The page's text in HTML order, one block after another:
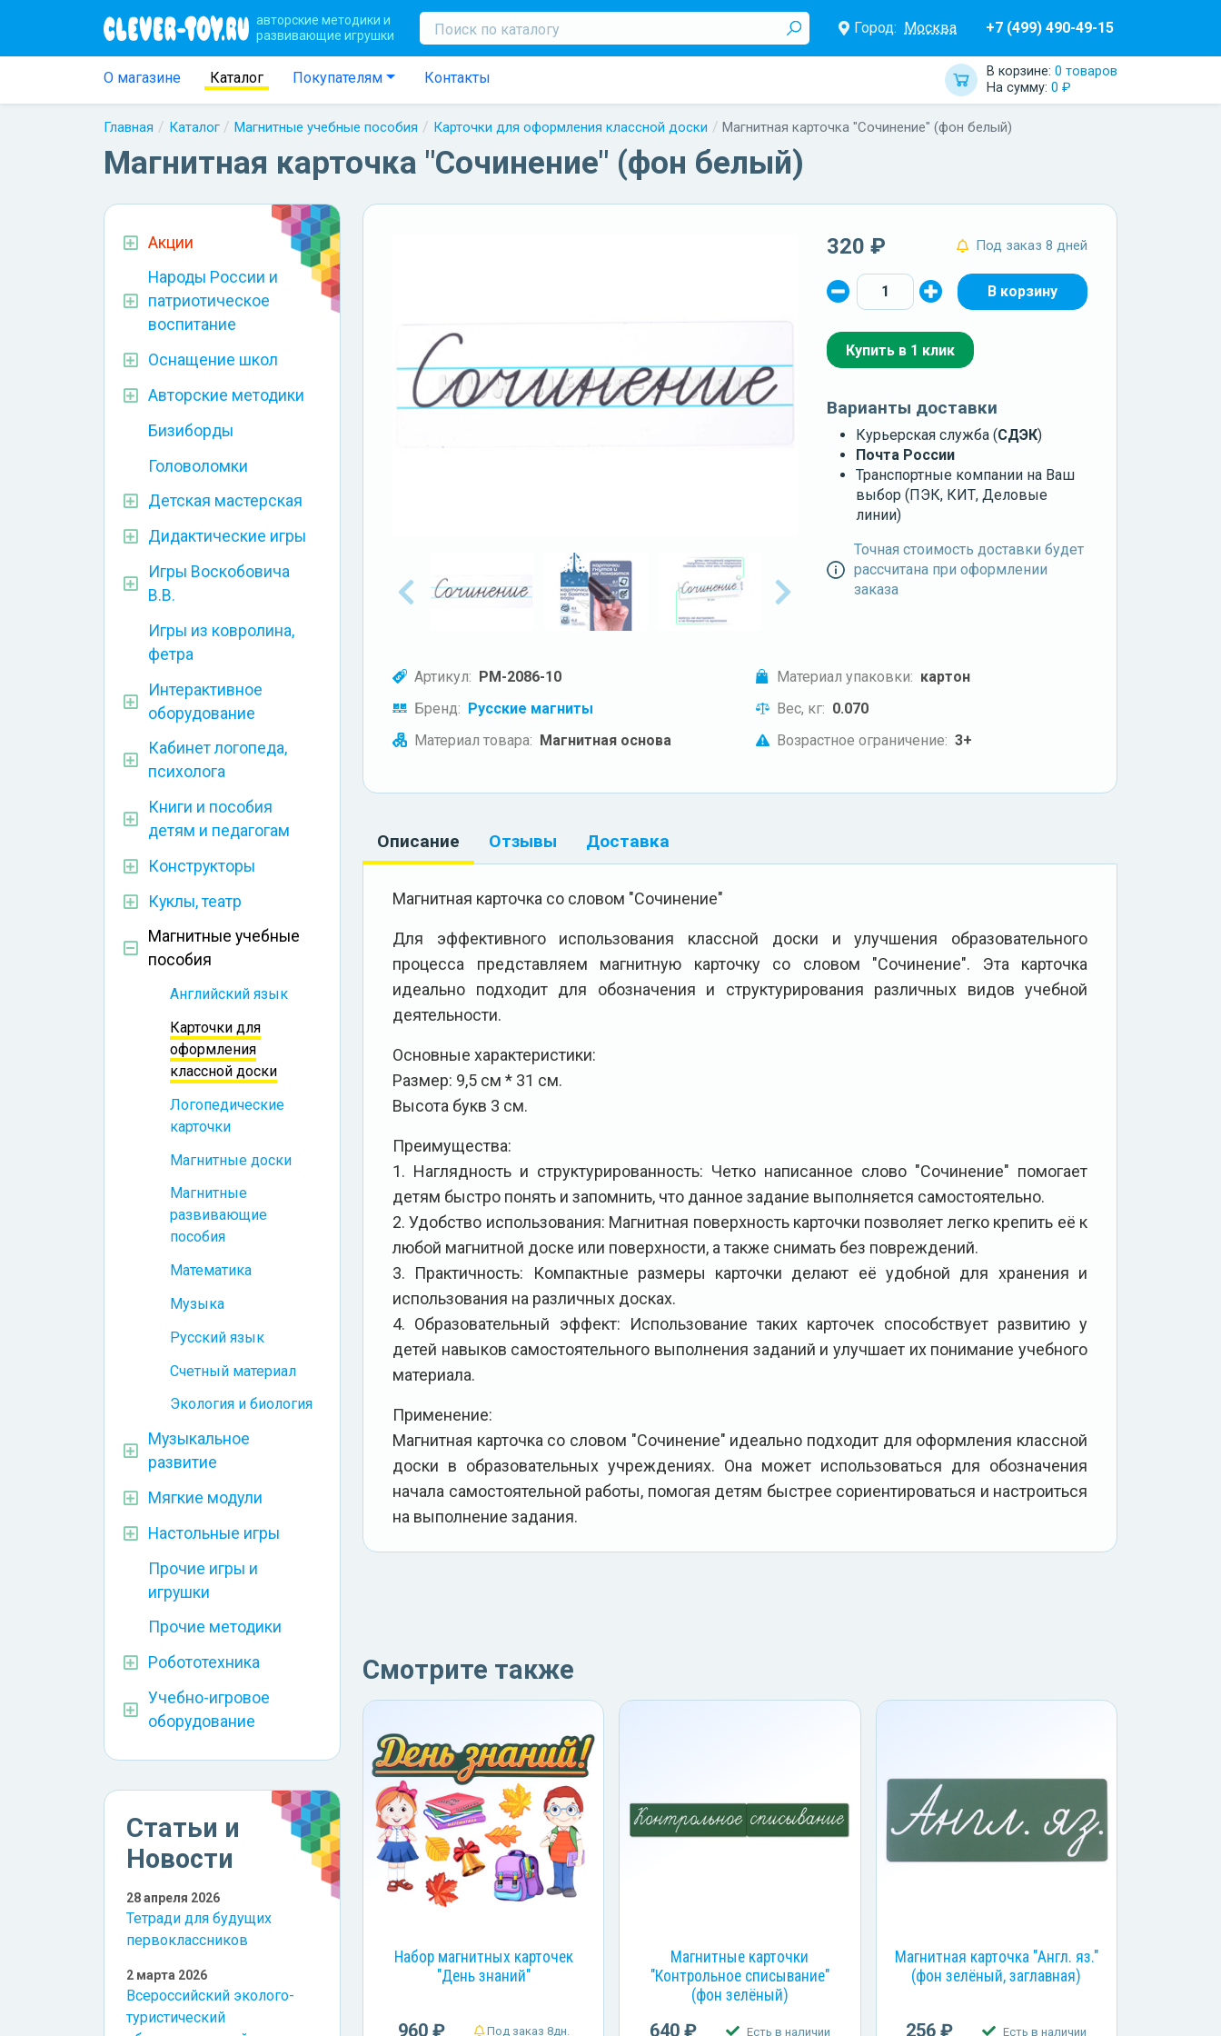
авторские методики и
развивающие игрушки
Город: Москва +7 (499) 490-49-15
О магазине Каталог Покупателям Контакты В корзине: 0 товаров
На сумму: 0 ₽
Главная Каталог Магнитные учебные пособия Карточки для оформления классной доски Магнитная карточка "Сочинение" (фон белый)
Магнитная карточка "Сочинение" (фон белый)
Акции
Народы России и
патриотическое
воспитание
Оснащение школ
Авторские методики
Бизиборды
Головоломки
Детская мастерская
Дидактические игры
Игры Воскобовича
В.В.
Игры из ковролина,
фетра
Интерактивное
оборудование
Кабинет логопеда,
психолога
Книги и пособия
детям и педагогам
Конструкторы
Куклы, театр
Магнитные учебные
пособия
Английский язык
Карточки для
оформления
классной доски
Логопедические
карточки
Магнитные доски
Магнитные
развивающие
пособия
Математика
Музыка
Русский язык
Счетный материал
Экология и биология
Музыкальное
развитие
Мягкие модули
Настольные игры
Прочие игры и
игрушки
Прочие методики
Робототехника
Учебно-игровое
оборудование
Статьи и
Новости
28 апреля 2026
Тетради для будущих
первоклассников
2 марта 2026
Всероссийский эколого-
туристический
320 ₽ Под заказ 8 дней
Купить в 1 клик
Варианты доставки
Курьерская служба (СДЭК)
Почта России
Транспортные компании на Ваш
выбор (ПЭК, КИТ, Деловые
линии)
Точная стоимость доставки будет
рассчитана при оформлении
заказа
Артикул: РМ-2086-10
Бренд: Русские магниты
Материал товара: Магнитная основа
Материал упаковки: картон
Вес, кг: 0.070
Возрастное ограничение: 3+
Описание Отзывы Доставка
Магнитная карточка со словом "Сочинение"
Для эффективного использования классной доски и улучшения образовательного
процесса представляем магнитную карточку со словом "Сочинение". Эта карточка
идеально подходит для обозначения и структурирования различных видов учебной
деятельности.
Основные характеристики:
Размер: 9,5 см * 31 см.
Высота букв 3 см.
Преимущества:
1. Наглядность и структурированность: Четко написанное слово "Сочинение" помогает
детям быстро понять и запомнить, что данное задание выполняется самостоятельно.
2. Удобство использования: Магнитная поверхность карточки позволяет легко крепить её к
любой магнитной доске или поверхности, а также снимать без повреждений.
3. Практичность: Компактные размеры карточки делают её удобной для хранения и
использования на различных досках.
4. Образовательный эффект: Использование таких карточек способствует развитию у
детей навыков самостоятельного выполнения заданий и улучшает их понимание учебного
материала.
Применение:
Магнитная карточка со словом "Сочинение" идеально подходит для оформления классной
доски в образовательных учреждениях. Она может использоваться для обозначения
начала самостоятельной работы, помогая детям быстрее сориентироваться и настроиться
на выполнение задания.
Смотрите также
Набор магнитных карточек
"День знаний"
960 ₽ Под заказ 8дн.
Магнитные карточки
"Контрольное списывание"
(фон зелёный)
640 ₽ Есть в наличии
Магнитная карточка "Англ. яз."
(фон зелёный, заглавная)
256 ₽ Есть в наличии